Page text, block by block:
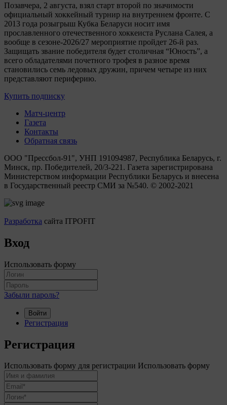
Позавчера, 2 августа, взял старт второй по значимости
официальный хоккейный турнир на внутреннем фронте. C
2013 года розыгрыш Кубка Беларуси носит имя
прославленного отечественного хоккеиста Руслана Салея, а
вообще в сезоне-2026/27 мероприятие пройдет 26-й раз.
Защищать звание победителя будет столичная “Юность”, а
всего обладателями почетного трофея в разное время
становились семь ледовых дружин, причем четыре из них
представляют периферию.
Купить подписку
Матч-центр
Газета
Контакты
Обратная связь
ООО "Прессбол-91", УНП 191094987, Республика Беларусь, г.
Минск, пр. Победителей, 20/3-221. Газета зарегистрирована
Министерством информации Республики Беларусь и внесена
в Государственный реестр СМИ за №540. © 2002-2021
Разработка сайта ITPOFIT
Вход
Использовать форму
Забыли пароль?
Войти
Регистрация
Регистрация
Использовать форму для регистрации Использовать форму